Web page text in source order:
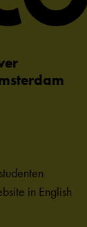
in English